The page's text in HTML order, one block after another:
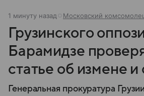
1 минуту назад Московский
Грузинского
Барамидзе
статье об измене
Генеральная прокуратура